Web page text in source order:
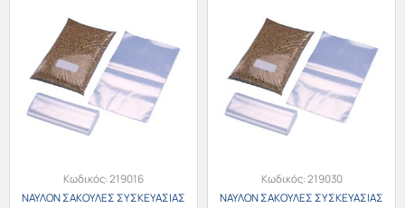
Κωδικός:219016
ΝΑΥΛΟΝ ΣΑΚΟΥΛΕΣ ΣΥΣΚΕΥΑΣΙΑΣ
Κωδικός:219030
ΝΑΥΛΟΝ ΣΑΚΟΥΛΕΣ ΣΥΣΚΕΥΑΣΙΑΣ